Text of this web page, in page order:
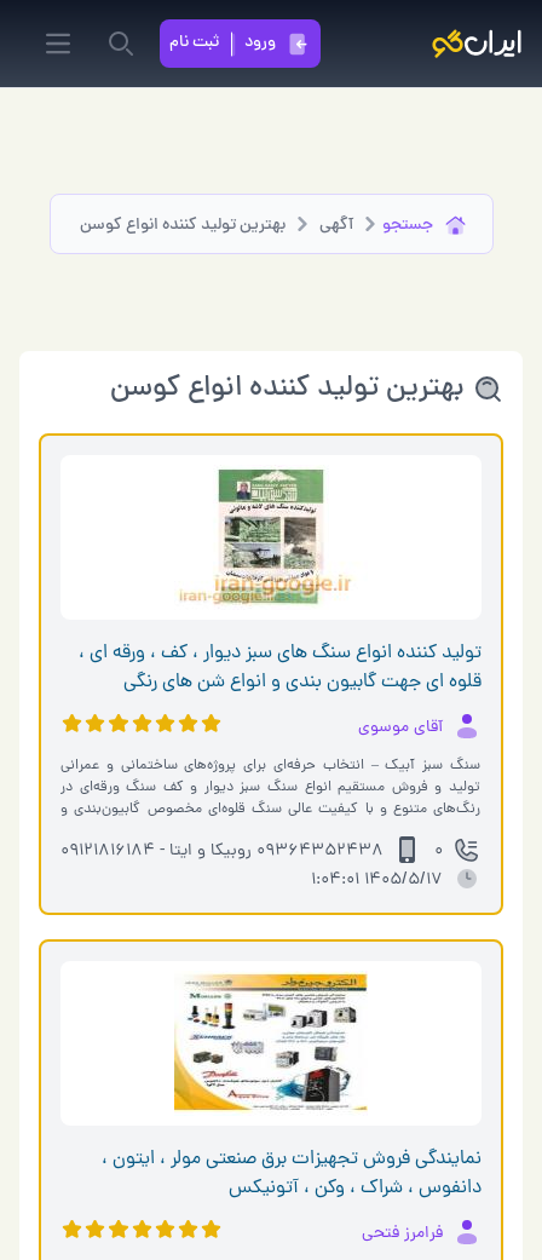
ورود
ثبت نام
menu
جستجو آگهی بهترین تولید کننده انواع کوسن
بهترین تولید کننده انواع کوسن
تولید کننده انواع سنگ های سبز دیوار ، کف ، ورقه ای ،
قلوه ای جهت گابیون بندی و انواع شن های رنگی
آقای موسوی
سنگ سبز آبیک – انتخاب حرفه‌ای برای پروژه‌های ساختمانی و عمرانی
تولید و فروش مستقیم انواع سنگ سبز دیوار و کف سنگ ورقه‌ای در
رنگ‌های متنوع و با کیفیت عالی سنگ قلوه‌ای مخصوص گابیون‌بندی و
محوطه‌ساز…
0
09364352438 روبیکا و ایتا - 09121816184
1405/5/17 1:04:01
نمایندگی فروش تجهیزات برق صنعتی مولر ، ایتون ،
دانفوس ، شراک ، وکن ، آتونیکس
فرامرز فتحی